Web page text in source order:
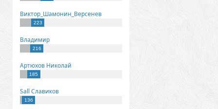
Виктор_Шамонин_Версенев
223
Владимир
216
Артюхов Николай
185
Sall Славиков
136